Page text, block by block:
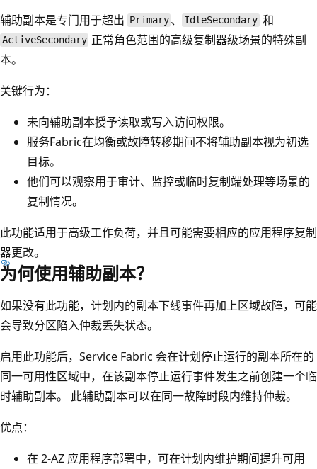
辅助副本是专门用于超出 Primary 、 IdleSecondary 和
ActiveSecondary 正常角色范围的高级复制器级场景的特殊副
本。
关键行为：
未向辅助副本授予读取或写入访问权限。
服务Fabric在均衡或故障转移期间不将辅助副本视为初选
目标。
他们可以观察用于审计、监控或临时复制端处理等场景的
复制情况。
此功能适用于高级工作负荷，并且可能需要相应的应用程序复制
器更改。
为何使用辅助副本？
如果没有此功能，计划内的副本下线事件再加上区域故障，可能
会导致分区陷入仲裁丢失状态。
启用此功能后，Service Fabric 会在计划停止运行的副本所在的
同一可用性区域中，在该副本停止运行事件发生之前创建一个临
时辅助副本。 此辅助副本可以在同一故障时段内维持仲裁。
优点：
在 2-AZ 应用程序部署中，可在计划内维护期间提升可用